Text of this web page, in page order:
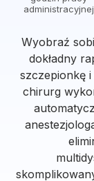
administracyjnej
Wyobraź
dokładny
szczepionkę
chirurg